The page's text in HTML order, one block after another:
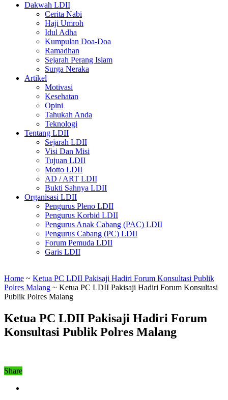
Dakwah LDII
Cerita Nabi
Haji Umroh
Idul Adha
Kumpulan Doa-Doa
Ramadhan
Sejarah Perang Islam
Surga Neraka
Artikel
Motivasi
Kesehatan
Opini
Tahukah Anda
Teknologi
Tentang LDII
Sejarah LDII
Visi Dan Misi
Tujuan LDII
Motto LDII
AD / ART LDII
Bukti Sahnya LDII
Organisasi LDII
Pengurus Pleno LDII
Pengurus Korbid LDII
Pengurus Anak Cabang (PAC) LDII
Pengurus Cabang (PC) LDII
Forum Pemuda LDII
Garis LDII
Home ~ Ketua PC LDII Pakisaji Hadiri Forum Konsultasi Publik
Polres Malang ~ Ketua PC LDII Pakisaji Hadiri Forum Konsultasi
Publik Polres Malang
Ketua PC LDII Pakisaji Hadiri Forum
Konsultasi Publik Polres Malang
Share